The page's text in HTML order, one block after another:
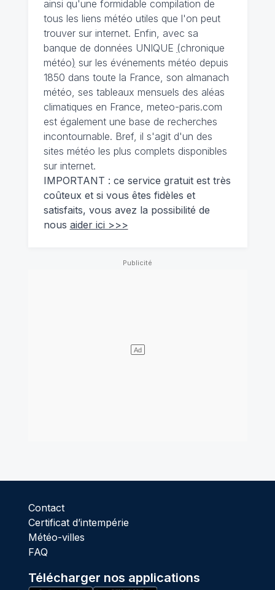
ainsi qu'une formidable compilation de
tous les liens météo utiles que l'on peut
trouver sur internet. Enfin, avec sa
banque de données UNIQUE (chronique
météo) sur les événements météo depuis
1850 dans toute la France, son almanach
météo, ses tableaux mensuels des aléas
climatiques en France, meteo-paris.com
est également une base de recherches
incontournable. Bref, il s'agit d'un des
sites météo les plus complets disponibles
sur internet.
IMPORTANT : ce service gratuit est très
coûteux et si vous êtes fidèles et
satisfaits, vous avez la possibilité de
nous aider ici >>>
Contact
Certificat d’intempérie
Météo-villes
FAQ
Télécharger nos applications